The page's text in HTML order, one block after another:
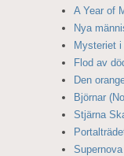
A Year of
Nya
Mysteriet
Flod av
Den
Björnar
Stjärna